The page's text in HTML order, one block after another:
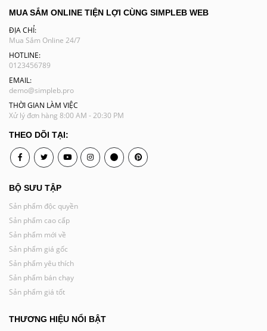
MUA SẮM ONLINE TIỆN LỢI CÙNG SIMPLEB WEB
ĐỊA CHỈ:
Mua Sắm Online 24/7
HOTLINE:
0123456789
EMAIL:
demo@simpleb.pro
THỜI GIAN LÀM VIỆC
Xử lý đơn hàng 8:00 AM - 20:30 PM
THEO DÕI TẠI:
Youtube Pinterest
BỘ SƯU TẬP
Sản phẩm độc quyền
Sản phẩm cao cấp
Sản phẩm mới về
Sản phẩm giá gốc
Sản phẩm yêu thích
Sản phẩm bán chạy
Sản phẩm giá tốt
THƯƠNG HIỆU NỔI BẬT